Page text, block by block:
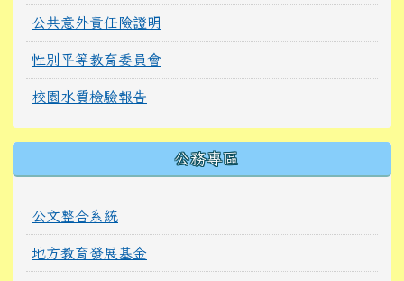
公共意外責任險證明
性別平等教育委員會
校園水質檢驗報告
公務專區
公文整合系統
地方教育發展基金